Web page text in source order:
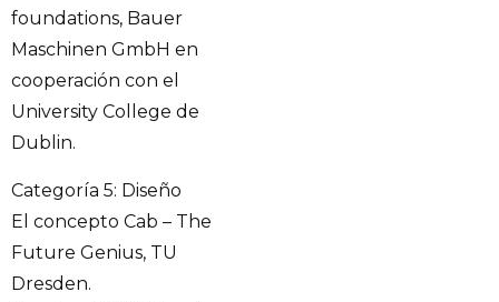
foundations, Bauer
Maschinen GmbH en
cooperación con el
University College de
Dublin.
Categoría 5: Diseño
El concepto Cab – The
Future Genius, TU
Dresden.